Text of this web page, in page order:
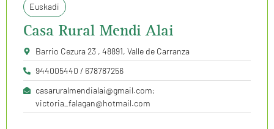
Euskadi
Casa Rural Mendi Alai
Barrio Cezura 23 , 48891, Valle de Carranza
944005440 / 678787256
casaruralmendialai@gmail.com;
victoria_falagan@hotmail.com